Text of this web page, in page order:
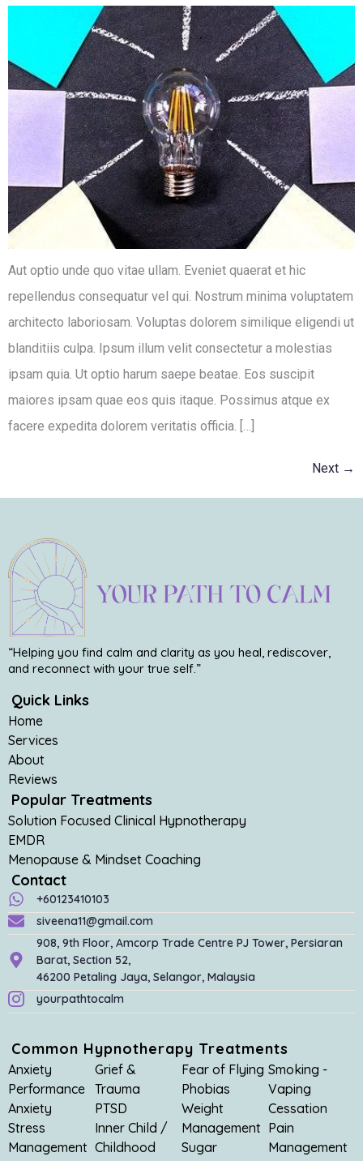
Aut optio unde quo vitae ullam. Eveniet quaerat et hic
repellendus consequatur vel qui. Nostrum minima voluptatem
architecto laboriosam. Voluptas dolorem similique eligendi ut
blanditiis culpa. Ipsum illum velit consectetur a molestias
ipsam quia. Ut optio harum saepe beatae. Eos suscipit
maiores ipsam quae eos quis itaque. Possimus atque ex
facere expedita dolorem veritatis officia. […]
Next →
“Helping you find calm and clarity as you heal, rediscover,
and reconnect with your true self.”
Quick Links
Home
Services
About
Reviews
Popular Treatments
Solution Focused Clinical Hypnotherapy
EMDR
Menopause & Mindset Coaching
Contact
+60123410103
siveena11@gmail.com
908, 9th Floor, Amcorp Trade Centre PJ Tower, Persiaran
Barat, Section 52,
46200 Petaling Jaya, Selangor, Malaysia
yourpathtocalm
Common Hypnotherapy Treatments
Anxiety
Performance
Anxiety
Stress
Management
Grief &
Trauma
PTSD
Inner Child /
Childhood
Fear of Flying
Phobias
Weight
Management
Sugar
Smoking -
Vaping
Cessation
Pain
Management